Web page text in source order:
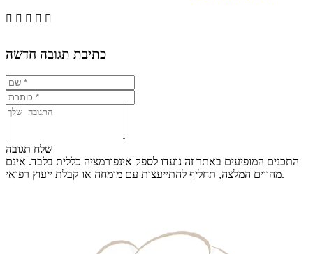
    
כתיבת תגובה חדשה
שלח תגובה
התכנים המופיעים באתר זה נועדו לספק אינפורמציה כללית בלבד. אינם
מהווים המלצה, תחליף להתייעצות עם מומחה או קבלת ייעוץ רפואי.